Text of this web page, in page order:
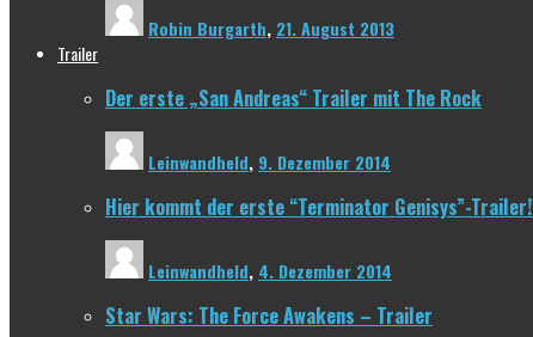
Robin Burgarth, 21. August 2013
Trailer
Der erste „San Andreas“ Trailer mit The Rock
Leinwandheld, 9. Dezember 2014
Hier kommt der erste “Terminator Genisys”-Trailer!
Leinwandheld, 4. Dezember 2014
Star Wars: The Force Awakens – Trailer